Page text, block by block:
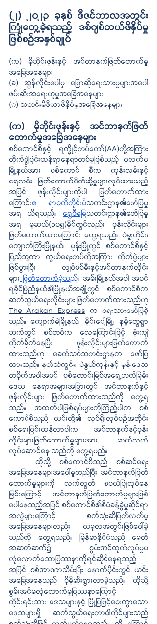
(၂) ၂၀၂၃ ခုနှစ် ဒီဇင်ဘာလအတွင်း
ကြုံတွေ့ခဲ့ရသည့် ဒစ်ဂျစ်တယ်ဖိနှိပ်မှု
ဖြစ်စဉ်အနှစ်ချုပ်
(က) မိုဘိုင်းဖုန်းနှင့် အင်တာနက်ဖြတ်တောက်မှု
အခြေအနေများ
(ခ) အွန်လိုင်းပေါ်မှ ပြောဆိုရေးသားမှုများအပေါ်
ဖမ်းဆီးအရေးယူမှုအခြေအနေများ
(ဂ) သတင်းမီဒီယာဖိနှိပ်မှုအခြေအနေများ
(က) မိုဘိုင်းဖုန်းနှင့် အင်တာနက်ဖြတ်
တောက်မှုအခြေအနေများ
စစ်ကောင်စီနှင့် ရက္ခိုင့်တပ်တော်(AA)တို့အကြား
တိုက်ပွဲပြင်းထန်ရာနေရာတစ်ခုဖြစ်သည့် ပလက်ဝ
မြို့နယ်အား စစ်ကောင် စီက ကုန်းလမ်းနှင့်
ရေလမ်း ဖြတ်တောက်ပိတ်ဆို့မှုများလုပ်ထားသည့်
အပြင် ဖုန်းလိုင်းများကိုပါ ဖြတ်တောက်ထား
ကြောင်းဧ ရာဝတီတိုင်းမ်သတင်းဌာန၏ဖော်ပြမှု
အရ သိရသည်။ ရွှေဖီမြေသတင်းဌာန၏ဖော်ပြမှု
အရ မူဆယ်(၁၀၅)မိုင်တွင်လည်း ဖုန်းလိုင်းများ
ဖြတ်တောက်ထားကြောင်း တွေ့ရသည်။ ပဲခူးတိုင်း၊
ကျောက်ကြီးမြို့နယ်၊ မုန်းမြို့တွင် စစ်ကောင်စီနှင့်
ပြည်သူ့ကာ ကွယ်ရေးတပ်တို့အကြား တိုက်ပွဲများ
ဖြစ်ပွားပြီး လျှပ်စစ်မီးနှင့်အင်တာနက်လိုင်း
များ ဖြတ်တောက်ခဲ့သည်။ အမ်းမြို့နယ်အပါ အဝင်
ရခိုင်ပြည်နယ်၏မြို့နယ်အချို့တွင် စစ်ကောင်စီက
The Arakan Express က ရေးသားဖော်ပြခဲ့
သည်။ ကျောက်မဲမြို့နယ်၊ မိုင်းငေါ့မြို့၊ နမ့်တွေရွာ
ဘက်တွင် စစ်တပ်က လေကြောင်းဖြင့် ဗုံးကျဲ
တိုက်ခိုက်နေပြီး ဖုန်းလိုင်းများဖြတ်တောက်
ထားသည်ဟု ခေတ်သစ်သတင်းဌာနက ဖော်ပြ
ထားသည်။ နတ်သံကွင်း၊ ပဲနွယ်ကုန်းနှင့် မုန်းဒေသ
တဝိုက်အပါအဝင် စစ်တောင်းမြစ်အရှေ့ဘက်ခြမ်း
ဒေသ နေရာအများအပြားတွင် အင်တာနက်နှင့်
ဖုန်းလိုင်းများ ဖြတ်တောက်ထားသည်ကို တွေ့ရ
သည်။ အထက်ပါဖြစ်ရပ်များကိုကြည့်ပါက စစ်
ကောင်စီသည် ယင်းတို့၏ လုပ်ရိုးလုပ်စဉ်အတိုင်း
စစ်ရေးပြင်းထန်လာပါက အင်တာနက်နှင့်ဖုန်း
လိုင်းများဖြတ်တောက်မှုများအား ဆက်လက်
လုပ်ဆောင်နေ သည်ကို တွေ့ရမည်။
ထိုသို့ စစ်ကောင်စီသည် စစ်ဆင်ရေး
အခြေအနေများအပေါ်မူတည်ပြီး အင်တာနက်ဖြတ်
တောက်မှုများကို လက်လွတ် စပယ်ပြုလုပ်နေ
ခြင်း‌ကြောင့် အင်တာနက်ပြတ်တောက်မှုများဖြစ်
ပေါ်နေသည့်အပြင် စစ်ကောင်စီ၏စီမံခန့်ခွဲမှုဆိုင်ရာ
အလွဲများကြောင့် စက်သုံးဆီပြတ်လတ်မှု
အခြေအနေများလည်း ယခုလအတွင်းဖြစ်ပေါ်ခဲ့
သည်ကို တွေ့ရသည်။ မြန်မာနိုင်ငံသည် ခေတ်
အဆက်ဆက်၌ စွမ်းအင်ထုတ်လုပ်မှုမ
လုံလောက်‌သောပြဿနာကိုရင်ဆိုင်နေရသည့်
အပြင် စစ်အာဏာသိမ်းပြီး နောက်ပိုင်းတွင် ယင်း
အခြေအနေသည် ပိုမိုဆိုးရွားလာခဲ့သည်။ ထိုသို့
စွမ်းအင်မလုံလောက်မှုပြဿနာကြောင့်
တိုင်းရင်းသား ဒေသများနှင့် မြို့ပြဖြင့်ဝေးကွာ‌သော
ဒေသများရှိ ဆက်သွယ်ရေးတာဝါတိုင်များသည်